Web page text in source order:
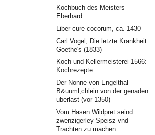
Kochbuch des Meisters
Eberhard
Liber cure cocorum, ca. 1430
Carl Vogel, Die letzte Krankheit
Goethe's (1833)
Koch und Kellermeisterei 1566:
Kochrezepte
Der Nonne von Engelthal
B&uuml;chlein von der genaden
uberlast (vor 1350)
Vom Hasen Wildpret seind
zwenzigerley Speisz vnd
Trachten zu machen